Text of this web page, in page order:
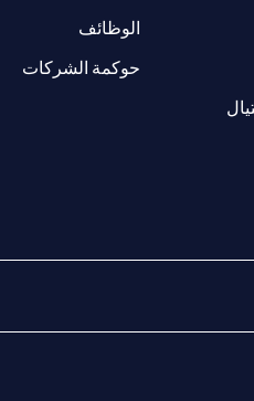
الوظائف
(opens in a new tab)
حوكمة الشركات
(opens in a new tab)